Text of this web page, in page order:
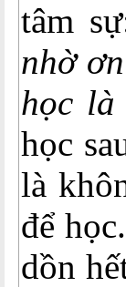
tâm
nhờ
học
học
là
để
dồn